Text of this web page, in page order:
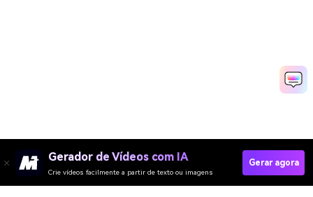
Gerador de Vídeos com IA
Crie vídeos facilmente a partir de texto ou imagens
Gerar agora